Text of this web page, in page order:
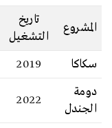
المشروع
تاريخ
التشغيل
سكاكا
2019
دومة
الجندل
2022